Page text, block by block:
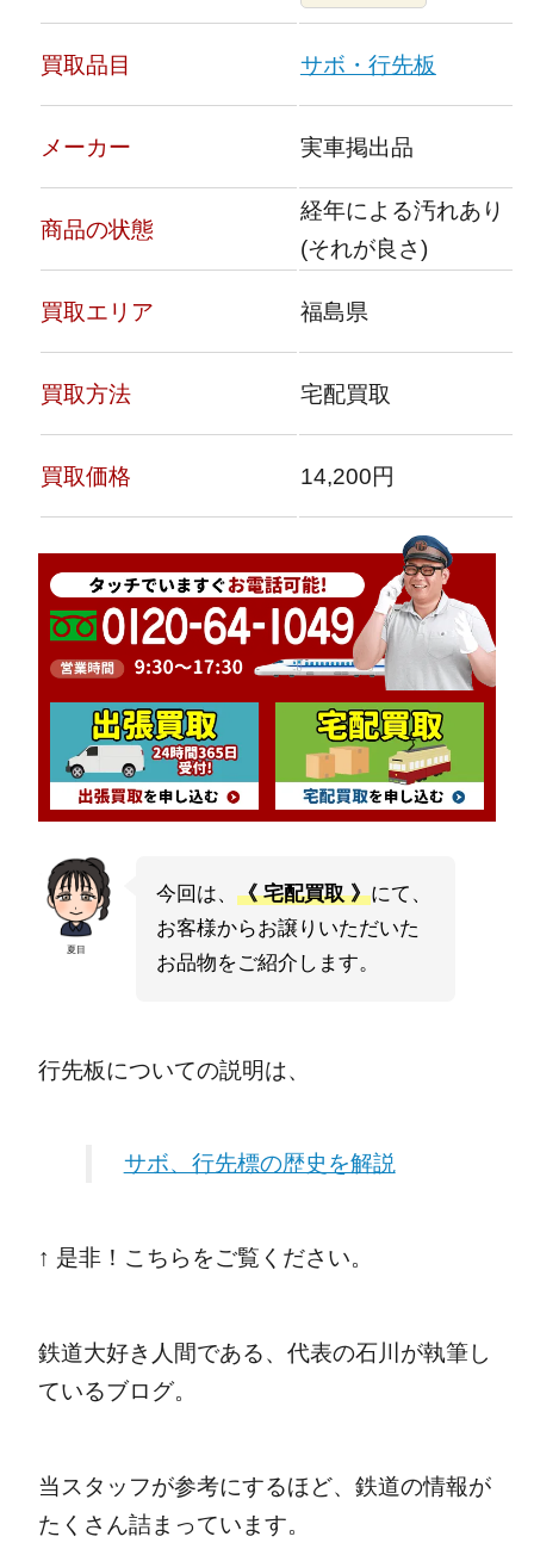
買取品目 サボ・行先板
メーカー 実車掲出品
商品の状態
経年による汚れあり
(それが良さ)
買取エリア 福島県
買取方法 宅配買取
買取価格 14,200円
夏目
今回は、 《 宅配買取 》にて、
お客様からお譲りいただいた
お品物をご紹介します。
行先板についての説明は、
サボ、行先標の歴史を解説
↑ 是非！こちらをご覧ください。
鉄道大好き人間である、代表の石川が執筆し
ているブログ。
当スタッフが参考にするほど、鉄道の情報が
たくさん詰まっています。